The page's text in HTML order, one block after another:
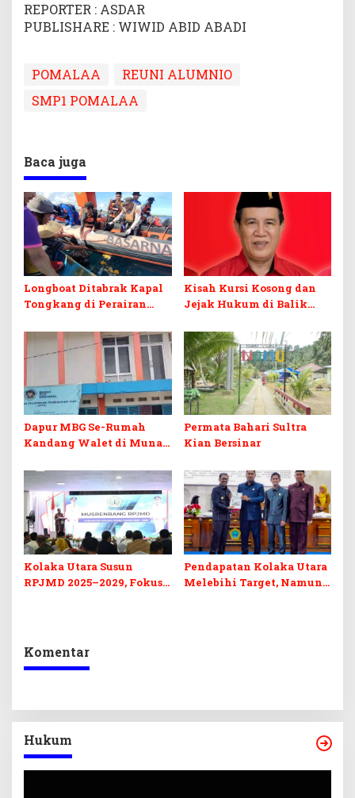
REPORTER : ASDAR
PUBLISHARE : WIWID ABID ABADI
POMALAA
REUNI ALUMNIO
SMP1 POMALAA
Baca juga
Longboat Ditabrak Kapal
Tongkang di Perairan
Ditemukan Meninggal,
Satu Masih Dicari
Kisah Kursi Kosong dan
Jejak Hukum di Balik
DPRD Koltim
Dapur MBG Se-Rumah
Kandang Walet di Muna,
Permata Bahari Sultra
Kian Bersinar
Kolaka Utara Susun
RPJMD 2025–2029, Fokus
Pendapatan Kolaka Utara
Melebihi Target, Namun
Komentar
Hukum